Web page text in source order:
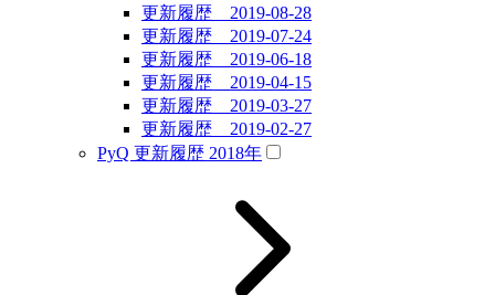
更新履歴 2019-08-28
更新履歴 2019-07-24
更新履歴 2019-06-18
更新履歴 2019-04-15
更新履歴 2019-03-27
更新履歴 2019-02-27
PyQ 更新履歴 2018年